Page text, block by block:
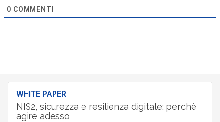
0 COMMENTI
WHITE PAPER
NIS2, sicurezza e resilienza digitale: perché
agire adesso